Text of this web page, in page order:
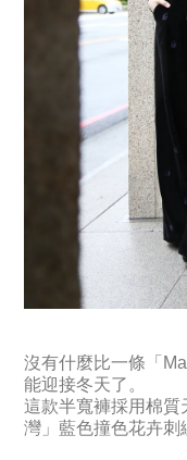
沒有什麼比一條「
能迎接冬天了。
這款半寬褲採用棉質
灣」藍色撞色花卉刺